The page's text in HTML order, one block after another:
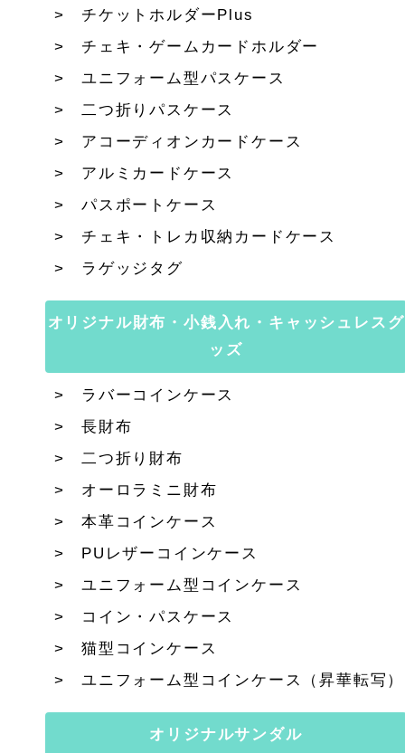
チケットホルダーPlus
チェキ・ゲームカードホルダー
ユニフォーム型パスケース
二つ折りパスケース
アコーディオンカードケース
アルミカードケース
パスポートケース
チェキ・トレカ収納カードケース
ラゲッジタグ
オリジナル財布・小銭入れ・キャッシュレスグ
ッズ
ラバーコインケース
長財布
二つ折り財布
オーロラミニ財布
本革コインケース
PUレザーコインケース
ユニフォーム型コインケース
コイン・パスケース
猫型コインケース
ユニフォーム型コインケース（昇華転写）
オリジナルサンダル